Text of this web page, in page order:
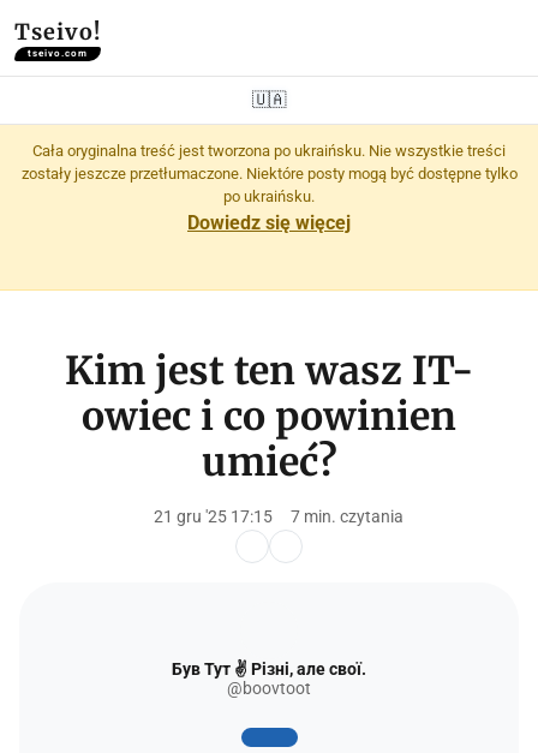
Tseivo!
tseivo.com
🇺🇦
Cała oryginalna treść jest tworzona po ukraińsku. Nie wszystkie treści
zostały jeszcze przetłumaczone. Niektóre posty mogą być dostępne tylko
po ukraińsku.
Dowiedz się więcej
Kim jest ten wasz IT-
owiec i co powinien
umieć?
21 gru '25 17:15 7 min. czytania
Був Тут ✌️ Різні, але свої.
@boovtoot